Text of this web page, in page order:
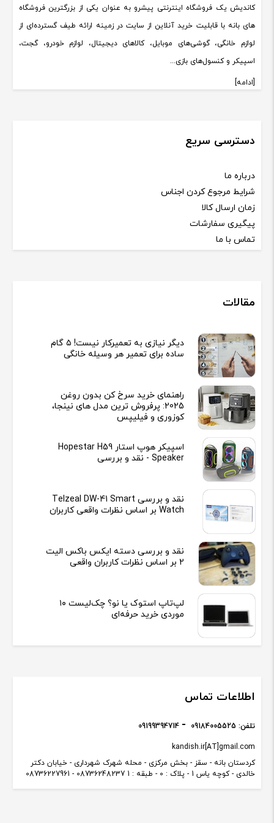
کاندیش یک فروشگاه اینترنتی پیشرو به عنوان یکی از بزرگترین فروشگاه
های بانه با قابلیت خرید آنلاین از سایت در زمینه ارائه طیف گسترده‌ای از
لوازم خانگی، گوشی‌های موبایل، کالاهای دیجیتال، لوازم خودرو، گجت،
اسپیکر و کنسول‌های بازی...
[ادامه]
دسترسی سریع
درباره ما
شرایط مرجوع کردن اجناس
زمان ارسال کالا
پیگیری سفارشات
تماس با ما
مقالات
دیگر نیازی به تعمیرکار نیست! ۵ گام
ساده برای تعمیر هر وسیله خانگی
راهنمای خرید سرخ کن بدون روغن
2025: پرفروش ترین مدل های نینجا،
کوزوری و فیلیپس
اسپیکر هوپ استار Hopestar H59
Speaker - نقد و بررسی
نقد و بررسی Telzeal DW-41 Smart
Watch بر اساس نظرات واقعی کاربران
نقد و بررسی دسته ایکس باکس الیت
2 بر اساس نظرات کاربران واقعی
لپ‌تاپ استوک یا نو؟ چک‌لیست ۱۰
موردی خرید حرفه‌ای
اطلاعات تماس
کردستان بانه - سقز - بخش مرکزی - محله شهرک شهرداری - خیابان دکتر
خالدی - کوچه یاس 1 - پلاک : 0 - طبقه : 1 08736248237 - 08736227961
kandish.ir[AT]gmail.com
تلفن: 09184005525
09199394714